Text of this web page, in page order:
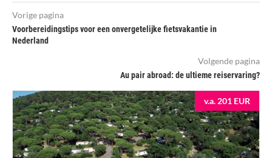
Vorige pagina
Voorbereidingstips voor een onvergetelijke fietsvakantie in
Nederland
Volgende pagina
Au pair abroad: de ultieme reiservaring?
v.a. 201 EUR